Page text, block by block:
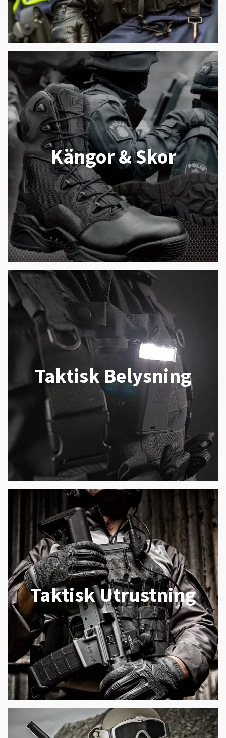
Kängor & Skor
Taktisk Belysning
Taktisk Utrustning